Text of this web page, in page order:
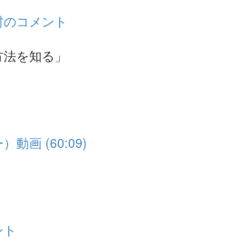
コメント
を知る」
動画 (60:09)